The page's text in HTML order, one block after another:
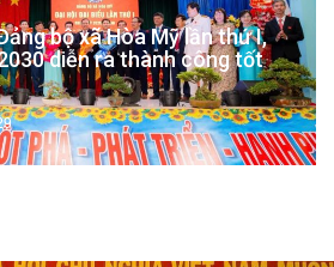
bộ xã Hòa Mỹ lần thứ I,
diễn ra thành công tốt